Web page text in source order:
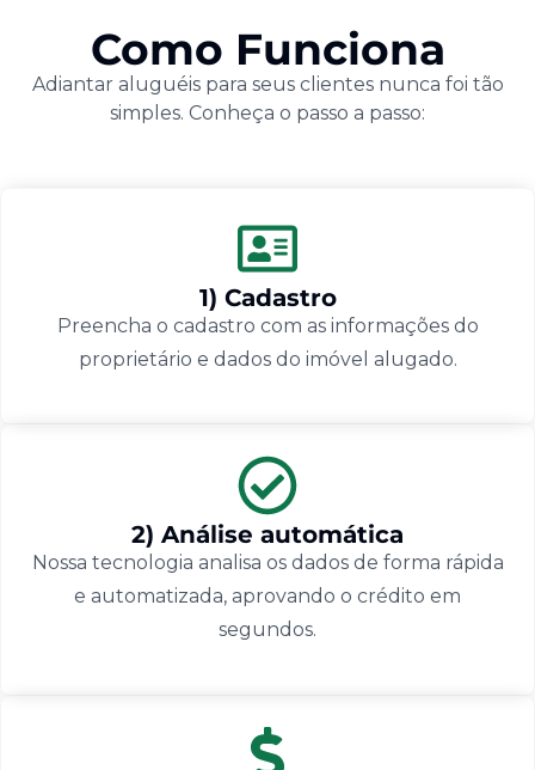
Como Funciona
Adiantar aluguéis para seus clientes nunca foi tão
simples. Conheça o passo a passo:
1) Cadastro
Preencha o cadastro com as informações do
proprietário e dados do imóvel alugado.
2) Análise automática
Nossa tecnologia analisa os dados de forma rápida
e automatizada, aprovando o crédito em
segundos.